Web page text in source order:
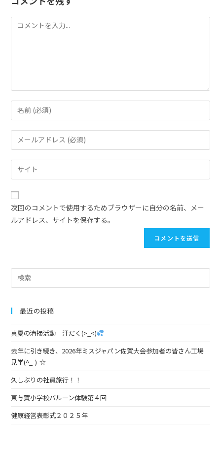
次回のコメントで使用するためブラウザーに自分の名前、メー
ルアドレス、サイトを保存する。
最近の投稿
真夏の清掃活動 汗だく(>_<)
去年に引き続き、2026年ミスジャパン佐賀大会参加者の皆さん工場
見学(^_-)-☆
久しぶりの社員旅行！！
東与賀小学校バルーン体験第４回
健康経営表彰式２０２５年